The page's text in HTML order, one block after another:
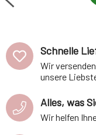
Schnelle
Wir
unsere
Alles, was
Wir helfen